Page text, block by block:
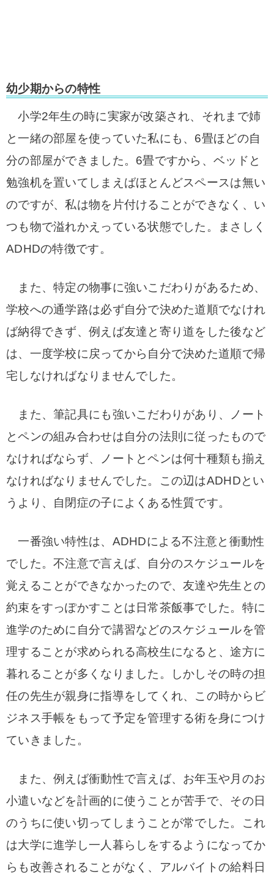
幼少期からの特性
小学2年生の時に実家が改築され、それまで姉
と一緒の部屋を使っていた私にも、6畳ほどの自
分の部屋ができました。6畳ですから、ベッドと
勉強机を置いてしまえばほとんどスペースは無い
のですが、私は物を片付けることができなく、い
つも物で溢れかえっている状態でした。まさしく
ADHDの特徴です。
また、特定の物事に強いこだわりがあるため、
学校への通学路は必ず自分で決めた道順でなけれ
ば納得できず、例えば友達と寄り道をした後など
は、一度学校に戻ってから自分で決めた道順で帰
宅しなければなりませんでした。
また、筆記具にも強いこだわりがあり、ノート
とペンの組み合わせは自分の法則に従ったもので
なければならず、ノートとペンは何十種類も揃え
なければなりませんでした。この辺はADHDとい
うより、自閉症の子によくある性質です。
一番強い特性は、ADHDによる不注意と衝動性
でした。不注意で言えば、自分のスケジュールを
覚えることができなかったので、友達や先生との
約束をすっぽかすことは日常茶飯事でした。特に
進学のために自分で講習などのスケジュールを管
理することが求められる高校生になると、途方に
暮れることが多くなりました。しかしその時の担
任の先生が親身に指導をしてくれ、この時からビ
ジネス手帳をもって予定を管理する術を身につけ
ていきました。
また、例えば衝動性で言えば、お年玉や月のお
小遣いなどを計画的に使うことが苦手で、その日
のうちに使い切ってしまうことが常でした。これ
は大学に進学し一人暮らしをするようになってか
らも改善されることがなく、アルバイトの給料日